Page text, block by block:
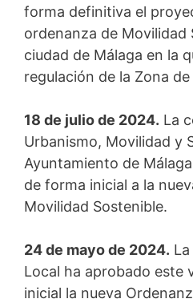
forma definitiva el
ordenanza de Movilidad
ciudad de Málaga en la
regulación de la Zona
18 de julio de 2024. La
Urbanismo, Movilidad y
Ayuntamiento de
de forma inicial a la
Movilidad Sostenible.
24 de mayo de 2024.
Local ha aprobado este
inicial la nueva